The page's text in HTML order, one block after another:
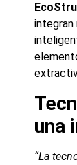
integran
una
“La